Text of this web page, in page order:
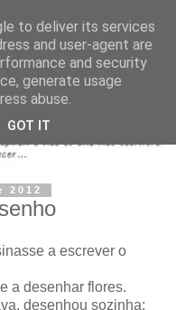
2012
a escrever o
a desenhar flores.
desenhou sozinha:
to deliver its services
and user-agent are
and security
generate usage
abuse.
GOT IT